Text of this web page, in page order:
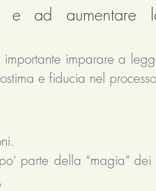
e ad aumentare
imparare a
e fiducia nel
parte della “magia”